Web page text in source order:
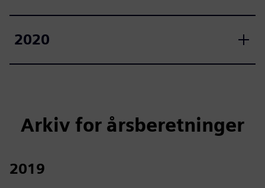
2020
Arkiv for årsberetninger
2019